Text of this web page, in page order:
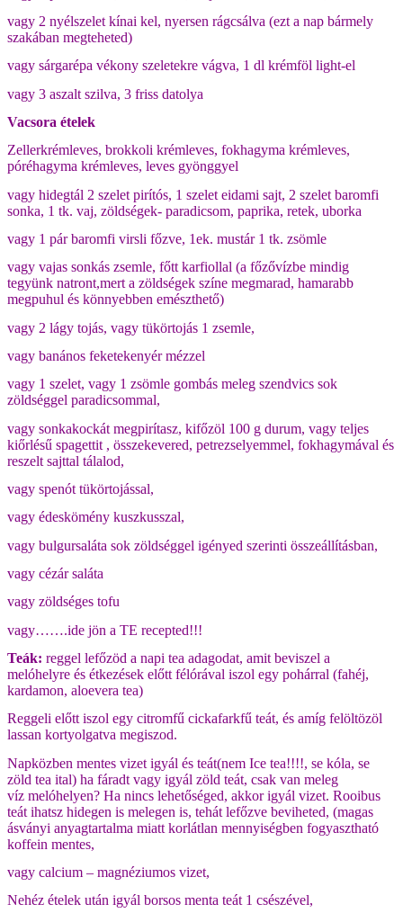
vagy 2 nyélszelet kínai kel, nyersen rágcsálva (ezt a nap bármely
szakában megteheted)
vagy sárgarépa vékony szeletekre vágva, 1 dl krémföl light-el
vagy 3 aszalt szilva, 3 friss datolya
Vacsora ételek
Zellerkrémleves, brokkoli krémleves, fokhagyma krémleves,
póréhagyma krémleves, leves gyönggyel
vagy hidegtál 2 szelet pirítós, 1 szelet eidami sajt, 2 szelet baromfi
sonka, 1 tk. vaj, zöldségek- paradicsom, paprika, retek, uborka
vagy 1 pár baromfi virsli főzve, 1ek. mustár 1 tk. zsömle
vagy vajas sonkás zsemle, főtt karfiollal (a főzővízbe mindig
tegyünk natront,mert a zöldségek színe megmarad, hamarabb
megpuhul és könnyebben emészthető)
vagy 2 lágy tojás, vagy tükörtojás 1 zsemle,
vagy banános feketekenyér mézzel
vagy 1 szelet, vagy 1 zsömle gombás meleg szendvics sok
zöldséggel paradicsommal,
vagy sonkakockát megpirítasz, kifőzöl 100 g durum, vagy teljes
kiőrlésű spagettit , összekevered, petrezselyemmel, fokhagymával és
reszelt sajttal tálalod,
vagy spenót tükörtojással,
vagy édeskömény kuszkusszal,
vagy bulgursaláta sok zöldséggel igényed szerinti összeállításban,
vagy cézár saláta
vagy zöldséges tofu
vagy…….ide jön a TE recepted!!!
Teák: reggel lefőzöd a napi tea adagodat, amit beviszel a
melóhelyre és étkezések előtt félórával iszol egy pohárral (fahéj,
kardamon, aloevera tea)
Reggeli előtt iszol egy citromfű cickafarkfű teát, és amíg felöltözöl
lassan kortyolgatva megiszod.
Napközben mentes vizet igyál és teát(nem Ice tea!!!!, se kóla, se
zöld tea ital) ha fáradt vagy igyál zöld teát, csak van meleg
víz melóhelyen? Ha nincs lehetőséged, akkor igyál vizet. Rooibus
teát ihatsz hidegen is melegen is, tehát lefőzve beviheted, (magas
ásványi anyagtartalma miatt korlátlan mennyiségben fogyasztható
koffein mentes,
vagy calcium – magnéziumos vizet,
Nehéz ételek után igyál borsos menta teát 1 csészével,